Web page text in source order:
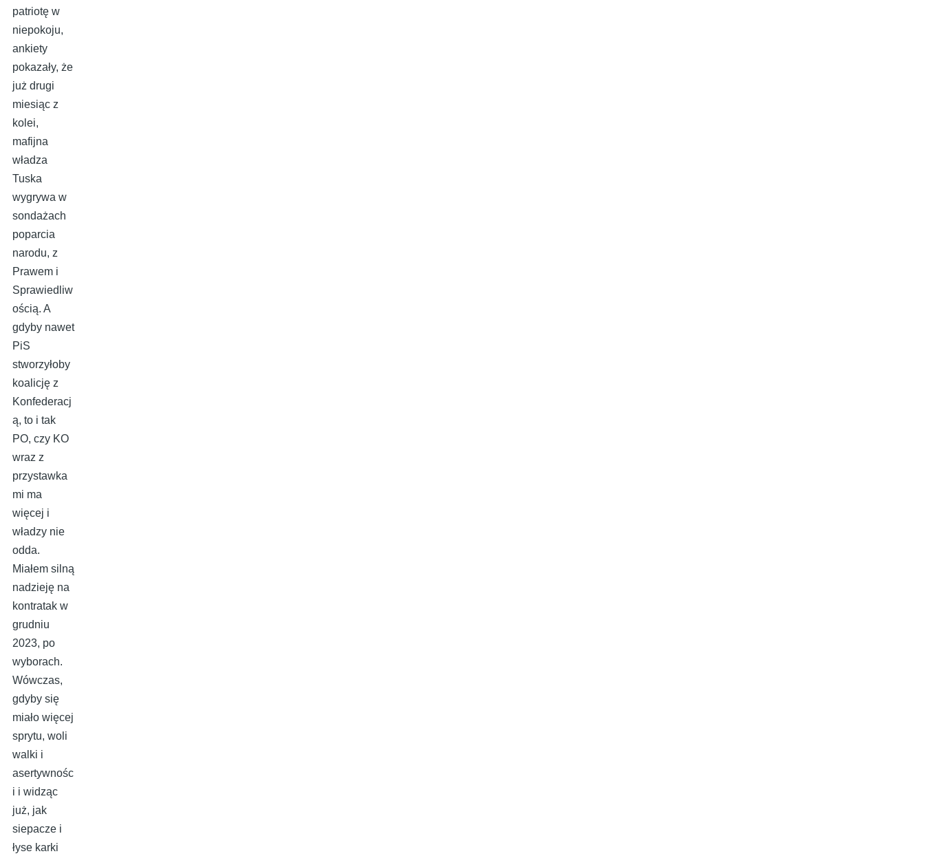
patriotę w
niepokoju,
ankiety
pokazały, że
już drugi
miesiąc z
kolei,
mafijna
władza
Tuska
wygrywa w
sondażach
poparcia
narodu, z
Prawem i
Sprawiedliw
ością. A
gdyby nawet
PiS
stworzyłoby
koalicję z
Konfederacj
ą, to i tak
PO, czy KO
wraz z
przystawka
mi ma
więcej i
władzy nie
odda.
Miałem silną
nadzieję na
kontratak w
grudniu
2023, po
wyborach.
Wówczas,
gdyby się
miało więcej
sprytu, woli
walki i
asertywnośc
i i widząc
już, jak
siepacze i
łyse karki